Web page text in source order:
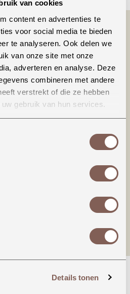
van cookies
content en advertenties te
voor social media te bieden
te analyseren. Ook delen we
van onze site met onze
adverteren en analyse. Deze
combineren met andere
verstrekt of die ze hebben
gebruik van hun services.
Details tonen
in 4 verschillende
neem een maatje groter